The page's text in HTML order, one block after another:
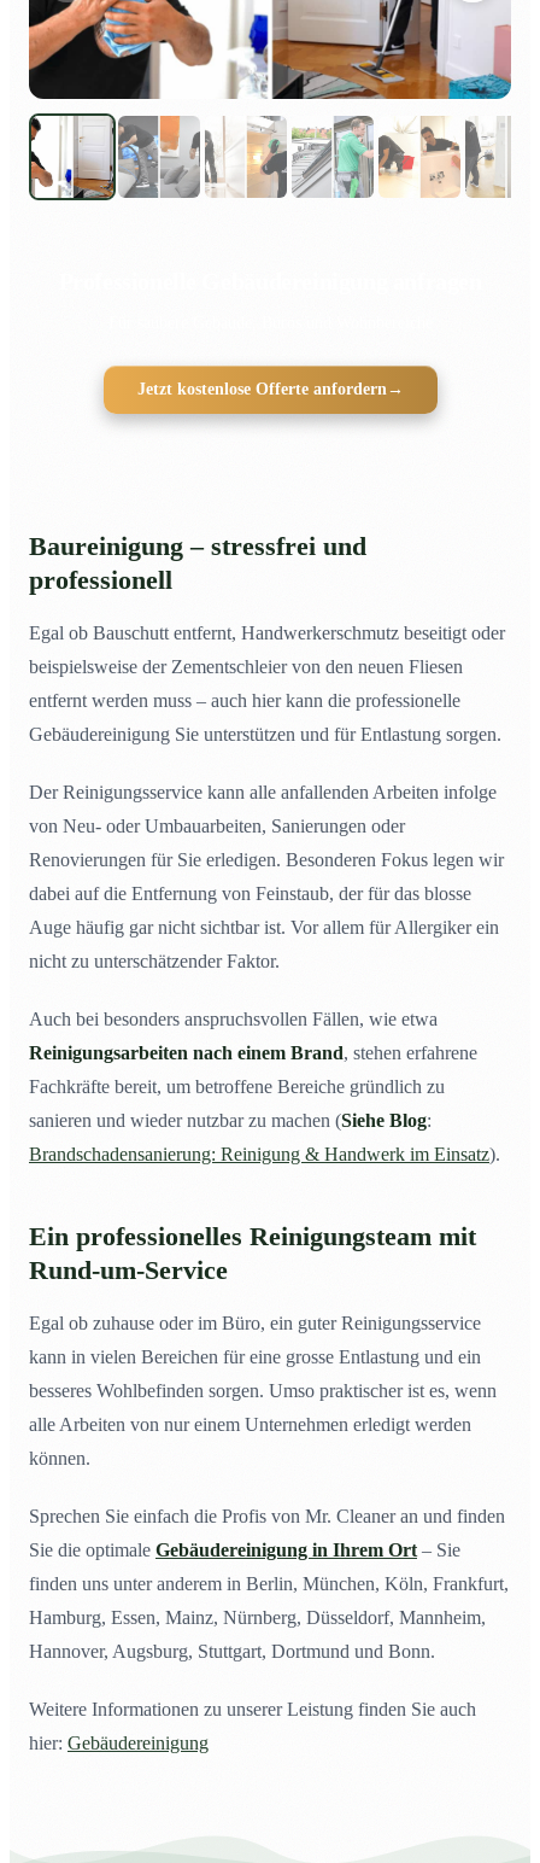
Jetzt kostenlose Offerte anfordern→
Baureinigung – stressfrei und
professionell
Egal ob Bauschutt entfernt, Handwerkerschmutz beseitigt oder
beispielsweise der Zementschleier von den neuen Fliesen
entfernt werden muss – auch hier kann die professionelle
Gebäudereinigung Sie unterstützen und für Entlastung sorgen.
Der Reinigungsservice kann alle anfallenden Arbeiten infolge
von Neu- oder Umbauarbeiten, Sanierungen oder
Renovierungen für Sie erledigen. Besonderen Fokus legen wir
dabei auf die Entfernung von Feinstaub, der für das blosse
Auge häufig gar nicht sichtbar ist. Vor allem für Allergiker ein
nicht zu unterschätzender Faktor.
Auch bei besonders anspruchsvollen Fällen, wie etwa
Reinigungsarbeiten nach einem Brand, stehen erfahrene
Fachkräfte bereit, um betroffene Bereiche gründlich zu
sanieren und wieder nutzbar zu machen (Siehe Blog:
Brandschadensanierung: Reinigung & Handwerk im Einsatz).
Ein professionelles Reinigungsteam mit
Rund-um-Service
Egal ob zuhause oder im Büro, ein guter Reinigungsservice
kann in vielen Bereichen für eine grosse Entlastung und ein
besseres Wohlbefinden sorgen. Umso praktischer ist es, wenn
alle Arbeiten von nur einem Unternehmen erledigt werden
können.
Sprechen Sie einfach die Profis von Mr. Cleaner an und finden
Sie die optimale Gebäudereinigung in Ihrem Ort – Sie
finden uns unter anderem in Berlin, München, Köln, Frankfurt,
Hamburg, Essen, Mainz, Nürnberg, Düsseldorf, Mannheim,
Hannover, Augsburg, Stuttgart, Dortmund und Bonn.
Weitere Informationen zu unserer Leistung finden Sie auch
hier: Gebäudereinigung